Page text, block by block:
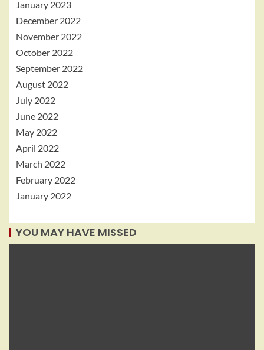
January 2023
December 2022
November 2022
October 2022
September 2022
August 2022
July 2022
June 2022
May 2022
April 2022
March 2022
February 2022
January 2022
YOU MAY HAVE MISSED